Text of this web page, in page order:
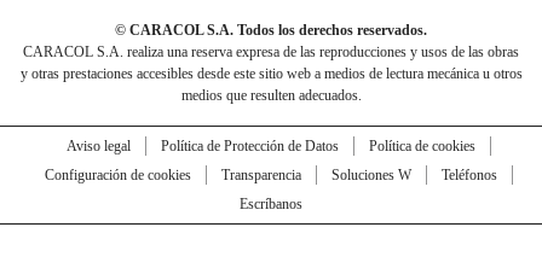
© CARACOL S.A. Todos los derechos reservados.
CARACOL S.A. realiza una reserva expresa de las reproducciones y usos de las obras
y otras prestaciones accesibles desde este sitio web a medios de lectura mecánica u otros
medios que resulten adecuados.
Aviso legal Política de Protección de Datos
Política de cookies
Configuración de cookies
Transparencia Soluciones W
Teléfonos
Escríbanos